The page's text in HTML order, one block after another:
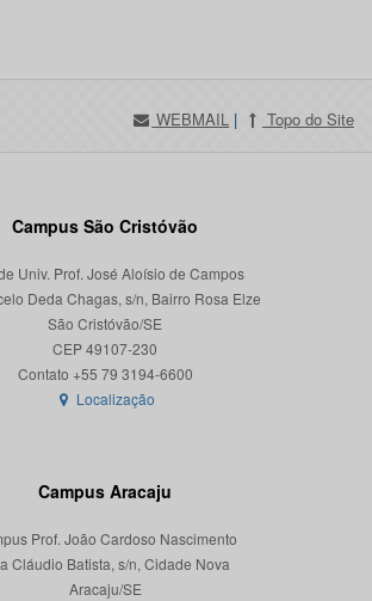
WEBMAIL | Topo do Site
Campus São Cristóvão
Univ. Prof. José Aloísio de Campos
Deda Chagas, s/n, Bairro Rosa Elze
São Cristóvão/SE
CEP 49107-230
Localização
Campus Aracaju
Prof. João Cardoso Nascimento
Cláudio Batista, s/n, Cidade Nova
Aracaju/SE